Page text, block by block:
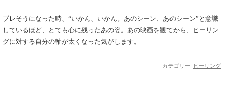
ブレそうになった時、“いかん、いかん。あのシーン、あのシーン”と意識
しているほど、とても心に残ったあの姿。あの映画を観てから、ヒーリン
グに対する自分の軸が太くなった気がします。
カテゴリー: ヒーリング |